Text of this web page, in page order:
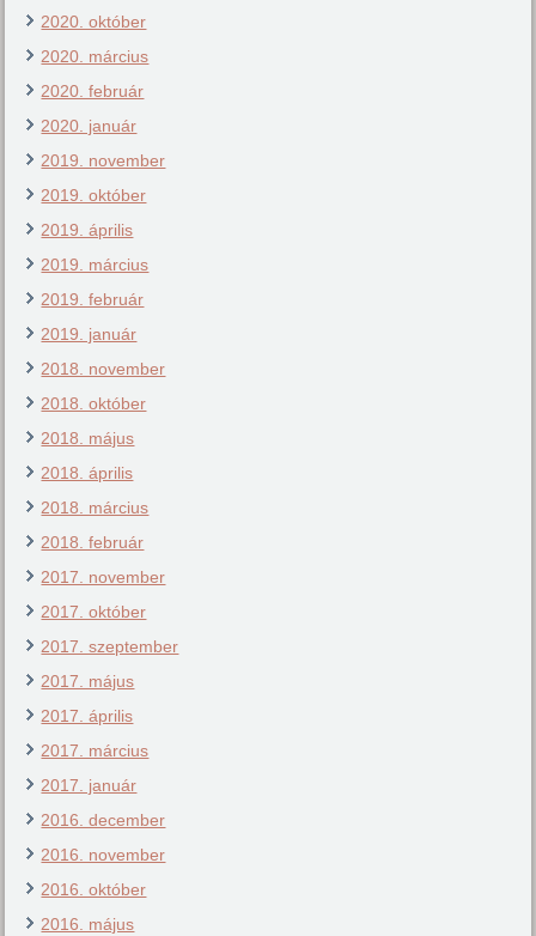
2020. október
2020. március
2020. február
2020. január
2019. november
2019. október
2019. április
2019. március
2019. február
2019. január
2018. november
2018. október
2018. május
2018. április
2018. március
2018. február
2017. november
2017. október
2017. szeptember
2017. május
2017. április
2017. március
2017. január
2016. december
2016. november
2016. október
2016. május